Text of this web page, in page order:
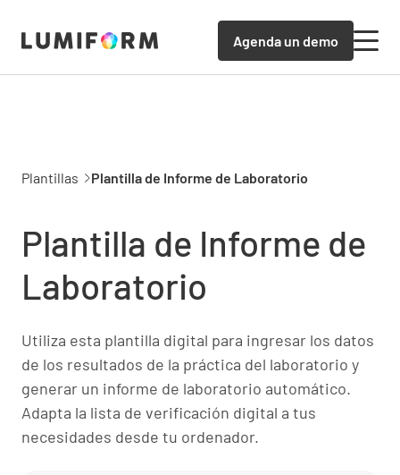
Agenda un demo
Plantillas Plantilla de Informe de Laboratorio
Plantilla de Informe de
Laboratorio
Utiliza esta plantilla digital para ingresar los datos
de los resultados de la práctica del laboratorio y
generar un informe de laboratorio automático.
Adapta la lista de verificación digital a tus
necesidades desde tu ordenador.